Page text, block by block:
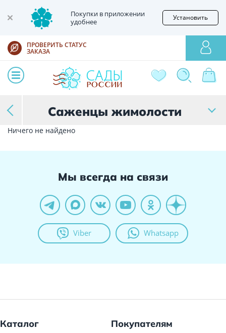
Покупки в приложении
удобнее
Установить
ПРОВЕРИТЬ СТАТУС
ЗАКАЗА
Саженцы жимолости
Ничего не найдено
Мы всегда на связи
Viber Whatsapp
Каталог Покупателям